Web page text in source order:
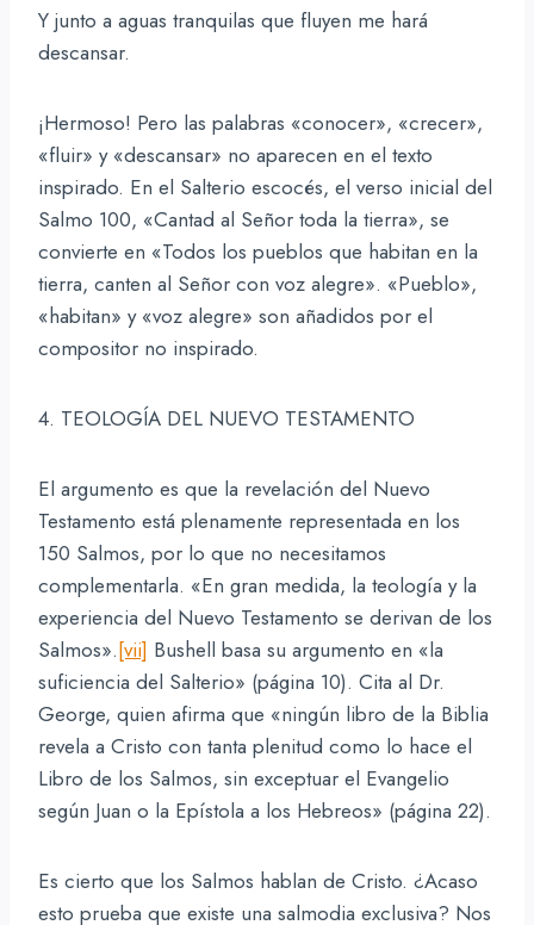
Y junto a aguas tranquilas que fluyen me hará
descansar.
¡Hermoso! Pero las palabras «conocer», «crecer»,
«fluir» y «descansar» no aparecen en el texto
inspirado. En el Salterio escocés, el verso inicial del
Salmo 100, «Cantad al Señor toda la tierra», se
convierte en «Todos los pueblos que habitan en la
tierra, canten al Señor con voz alegre». «Pueblo»,
«habitan» y «voz alegre» son añadidos por el
compositor no inspirado.
4. TEOLOGÍA DEL NUEVO TESTAMENTO
El argumento es que la revelación del Nuevo
Testamento está plenamente representada en los
150 Salmos, por lo que no necesitamos
complementarla. «En gran medida, la teología y la
experiencia del Nuevo Testamento se derivan de los
Salmos».[vii] Bushell basa su argumento en «la
suficiencia del Salterio» (página 10). Cita al Dr.
George, quien afirma que «ningún libro de la Biblia
revela a Cristo con tanta plenitud como lo hace el
Libro de los Salmos, sin exceptuar el Evangelio
según Juan o la Epístola a los Hebreos» (página 22).
Es cierto que los Salmos hablan de Cristo. ¿Acaso
esto prueba que existe una salmodia exclusiva? Nos